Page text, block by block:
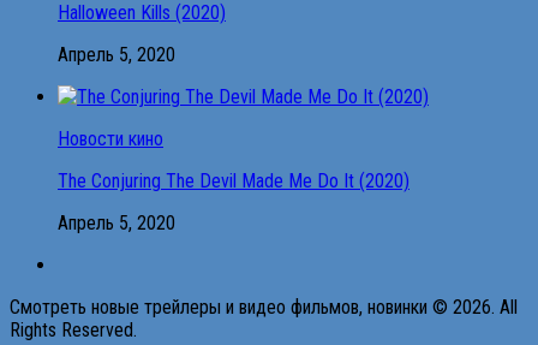
Halloween Kills (2020)
Апрель 5, 2020
Новости кино
The Conjuring The Devil Made Me Do It (2020)
Апрель 5, 2020
Смотреть новые трейлеры и видео фильмов, новинки © 2026. All
Rights Reserved.